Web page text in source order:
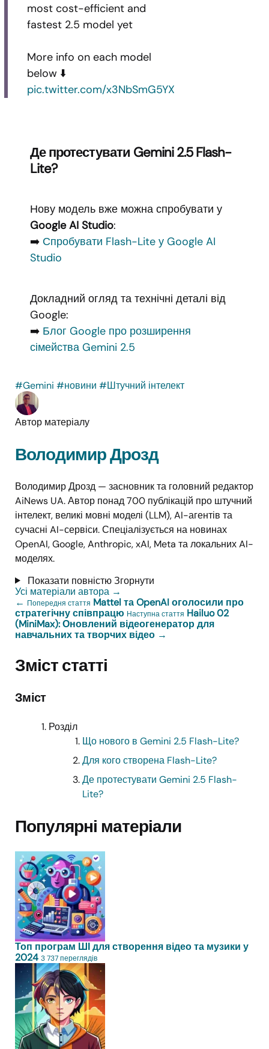
most cost-efficient and
fastest 2.5 model yet
More info on each model
below ⬇️
pic.twitter.com/x3NbSmG5YX
Де протестувати Gemini 2.5 Flash-
Lite?
Нову модель вже можна спробувати у
Google AI Studio:
➡️ Спробувати Flash-Lite у Google AI
Studio
Докладний огляд та технічні деталі від
Google:
➡️ Блог Google про розширення
сімейства Gemini 2.5
#Gemini #новини #Штучний інтелект
Автор матеріалу
Володимир Дрозд
Володимир Дрозд — засновник та головний редактор
AiNews UA. Автор понад 700 публікацій про штучний
інтелект, великі мовні моделі (LLM), AI-агентів та
сучасні AI-сервіси. Спеціалізується на новинах
OpenAI, Google, Anthropic, xAI, Meta та локальних AI-
моделях.
Показати повністюЗгорнути
Усі матеріали автора →
← Попередня стаття Mattel та OpenAI оголосили про
стратегічну співпрацю Наступна стаття Hailuo 02
(MiniMax): Оновлений відеогенератор для
навчальних та творчих відео →
Зміст статті
Зміст
Розділ
Що нового в Gemini 2.5 Flash-Lite?
Для кого створена Flash-Lite?
Де протестувати Gemini 2.5 Flash-
Lite?
Популярні матеріали
Топ програм ШІ для створення відео та музики у
2024 3 737 переглядів